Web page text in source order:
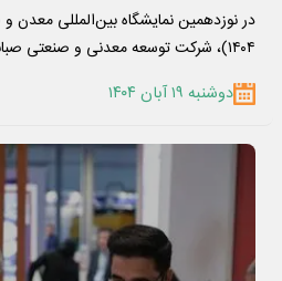
در نوزدهمین نمایشگاه بین‌المللی معدن
۱۴۰۴)، شرکت توسعه معدنی و صنعتی صبانور با حضوری مؤثر…
دوشنبه ۱۹ آبان ۱۴۰۴